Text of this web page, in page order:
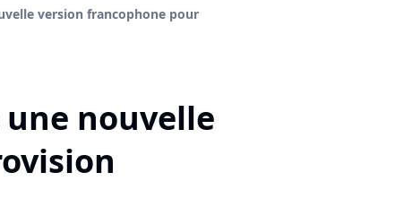
version francophone pour
une nouvelle